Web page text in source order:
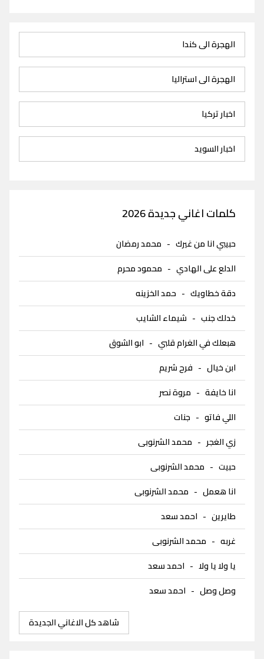
الهجرة الى كندا
الهجرة الى استراليا
اخبار تركيا
اخبار السويد
كلمات اغاني جديدة 2026
حبيبي انا من غيرك - محمد رمضان
الدلع على الهادي - محمود محرم
دقة خطاويك - حمد الخزينه
خدلك جنب - شيماء الشايب
هبعلك في الغرام قلبي - ابو الشوق
ابن خيال - فرح شريم
انا خايفة - مروة نصر
اللي فاتو - جنات
زي الغجر - محمد الشرنوبى
حبيت - محمد الشرنوبى
انا هعمل - محمد الشرنوبى
طايرين - احمد سعد
غربه - محمد الشرنوبى
يا ولا يا ولا - احمد سعد
وصل وصل - احمد سعد
شاهد كل الاغاني الجديدة